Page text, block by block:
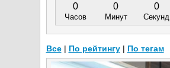
0
Часов
0
Минут
0
Секунд
Все| По рейтингу| По тегам